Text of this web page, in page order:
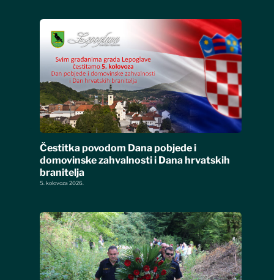
Čestitka povodom Dana pobjede i
domovinske zahvalnosti i Dana hrvatskih
branitelja
5. kolovoza 2026.